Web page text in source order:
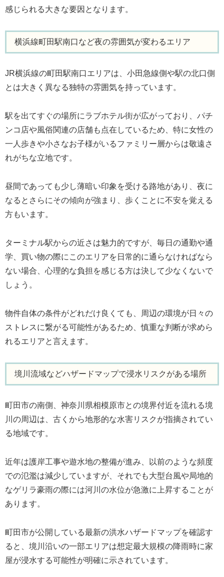
感じられる大きな要因となります。
横浜線町田駅南口など夜の雰囲気が変わるエリア
JR横浜線の町田駅南口エリアは、小田急線側や駅の北口側
とは大きく異なる独特の雰囲気を持っています。
駅を出てすぐの場所にラブホテル街が広がっており、パチ
ンコ店や風俗関連の店舗も点在しているため、特に女性の
一人歩きや小さなお子様がいるファミリー層からは敬遠さ
れがちな立地です。
昼間であっても少し薄暗い印象を受ける路地があり、夜に
なるとさらにその傾向が強まり、歩くことに不安を覚える
方もいます。
ターミナル駅からの近さは魅力的ですが、毎日の通勤や通
学、買い物の際にこのエリアを日常的に通らなければなら
ない場合、心理的な負担を感じる方は決して少なくないで
しょう。
物件自体の条件がどれだけ良くても、周辺の環境が日々の
ストレスに繋がる可能性があるため、慎重な判断が求めら
れるエリアと言えます。
境川流域などハザードマップで浸水リスクがある場所
町田市の南側、神奈川県相模原市との境界付近を流れる境
川の周辺は、古くから地形的な水害リスクが指摘されてい
る地域です。
近年は護岸工事や遊水地の整備が進み、以前のような頻度
での氾濫は減少していますが、それでも大型台風や局地的
なゲリラ豪雨の際には河川の水位が急激に上昇することが
あります。
町田市が公開している最新の洪水ハザードマップを確認す
ると、境川沿いの一部エリアは想定最大規模の降雨時に家
屋が浸水する可能性が明確に示されています。